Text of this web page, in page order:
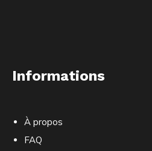
Informations
À propos
FAQ